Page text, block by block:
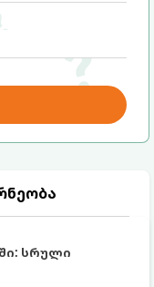
სრული